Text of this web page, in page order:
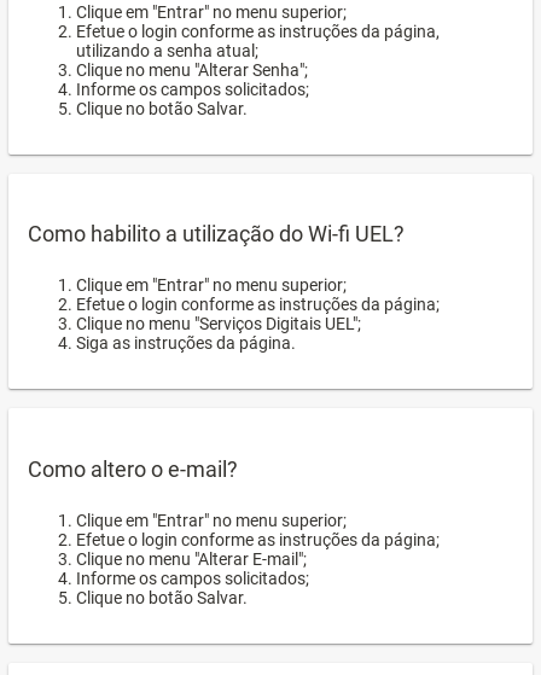
Clique em "Entrar" no menu superior;
Efetue o login conforme as instruções da página,
utilizando a senha atual;
Clique no menu "Alterar Senha";
Informe os campos solicitados;
Clique no botão Salvar.
Como habilito a utilização do Wi-fi UEL?
Clique em "Entrar" no menu superior;
Efetue o login conforme as instruções da página;
Clique no menu "Serviços Digitais UEL";
Siga as instruções da página.
Como altero o e-mail?
Clique em "Entrar" no menu superior;
Efetue o login conforme as instruções da página;
Clique no menu "Alterar E-mail";
Informe os campos solicitados;
Clique no botão Salvar.